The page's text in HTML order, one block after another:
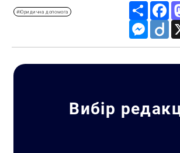
#Юридична допомога
Share
Вибір